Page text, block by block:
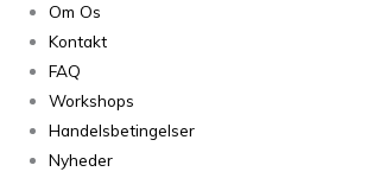
Om Os
Kontakt
FAQ
Workshops
Handelsbetingelser
Nyheder